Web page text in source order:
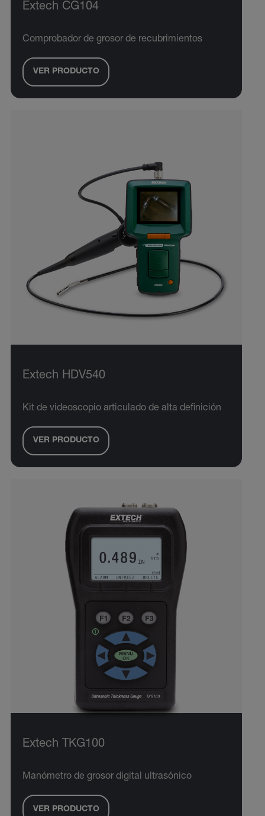
Extech CG104
Comprobador de grosor de recubrimientos
VER PRODUCTO
Extech HDV540
Kit de videoscopio articulado de alta definición
VER PRODUCTO
Extech TKG100
Manómetro de grosor digital ultrasónico
VER PRODUCTO